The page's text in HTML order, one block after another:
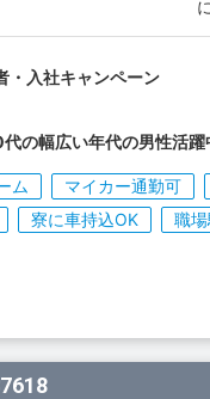
・入社キャンペーン
の幅広い年代の男性活躍
ム マイカー通勤可
寮に車持込OK 職